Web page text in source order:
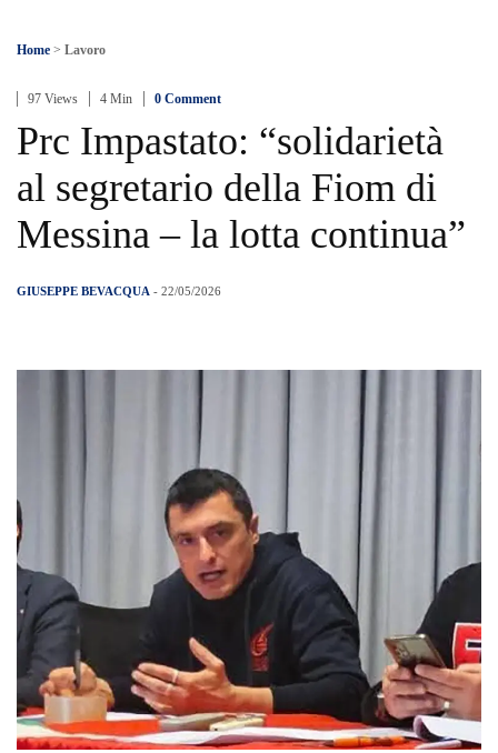
Home > Lavoro
97 Views 4 Min 0 Comment
Prc Impastato: “solidarietà
al segretario della Fiom di
Messina – la lotta continua”
GIUSEPPE BEVACQUA - 22/05/2026